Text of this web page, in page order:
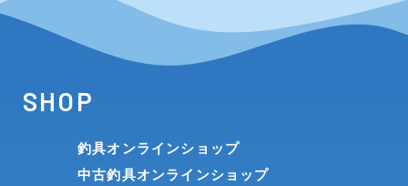
SHOP
釣具オンラインショップ
中古釣具オンラインショップ